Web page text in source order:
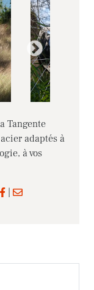
Tangente
adaptés à
à vos
|